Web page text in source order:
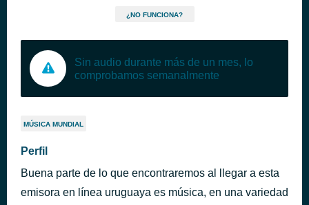
¿NO FUNCIONA?
Sin audio durante más de un mes, lo
comprobamos semanalmente
MÚSICA MUNDIAL
Perfil
Buena parte de lo que encontraremos al llegar a esta
emisora en línea uruguaya es música, en una variedad